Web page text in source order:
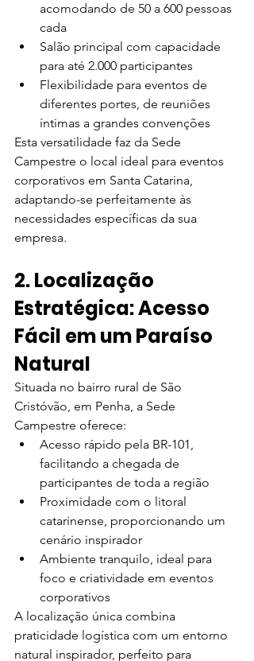
acomodando de 50 a 600 pessoas
cada
Salão principal com capacidade
para até 2.000 participantes
Flexibilidade para eventos de
diferentes portes, de reuniões
íntimas a grandes convenções
Esta versatilidade faz da Sede
Campestre o local ideal para eventos
corporativos em Santa Catarina,
adaptando-se perfeitamente às
necessidades específicas da sua
empresa.
2. Localização
Estratégica: Acesso
Fácil em um Paraíso
Natural
Situada no bairro rural de São
Cristóvão, em Penha, a Sede
Campestre oferece:
Acesso rápido pela BR-101,
facilitando a chegada de
participantes de toda a região
Proximidade com o litoral
catarinense, proporcionando um
cenário inspirador
Ambiente tranquilo, ideal para
foco e criatividade em eventos
corporativos
A localização única combina
praticidade logística com um entorno
natural inspirador, perfeito para